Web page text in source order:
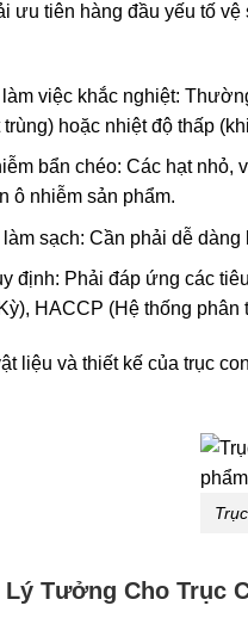
ưu tiên hàng đầu yếu tố
việc khắc nghiệt:
hoặc nhiệt độ thấp
bẩn chéo: Các hạt nhỏ,
ô nhiễm sản phẩm.
sạch: Cần phải dễ
định: Phải đáp ứng các
HACCP (Hệ thống
liệu và thiết kế của trục
Tưởng Cho Trục